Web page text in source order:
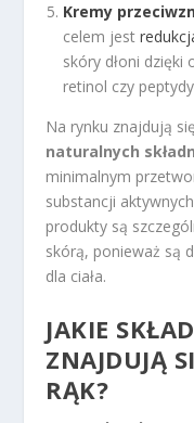
Kremy
celem jest
skóry dłoni dzięki
retinol czy
Na rynku znajdują
naturalnych
minimalnym
substancji
produkty są
skórą, ponieważ są
dla ciała.
JAKIE
ZNAJDUJĄ
RĄK?